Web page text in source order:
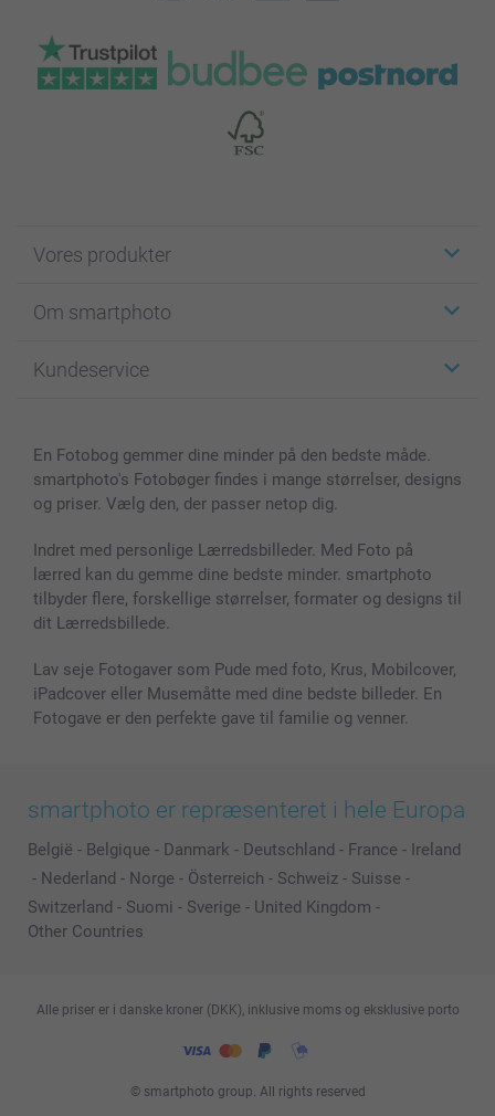
Vores produkter
Fotokort
Fotobøger
Cover til mobil & tablet
MyNameBook
Fotorammer & Tilbehør
Alle fotoprodukter
Om smartphoto
For affiliate
Sitemap
Betingelser og garantier
Kundeservice
smartbonus
Priser & betaling
En Fotobog gemmer dine minder på den bedste måde.
smartphoto's Fotobøger findes i mange størrelser, designs
og priser. Vælg den, der passer netop dig.
Indret med personlige Lærredsbilleder. Med Foto på
lærred kan du gemme dine bedste minder. smartphoto
tilbyder flere, forskellige størrelser, formater og designs til
dit Lærredsbillede.
Lav seje Fotogaver som Pude med foto, Krus, Mobilcover,
iPadcover eller Musemåtte med dine bedste billeder. En
Fotogave er den perfekte gave til familie og venner.
smartphoto er repræsenteret i hele Europa
België - Belgique - Danmark - Deutschland - France - Ireland
- Nederland - Norge - Österreich - Schweiz - Suisse -
Switzerland - Suomi - Sverige - United Kingdom -
Other Countries
© smartphoto group. All rights reserved
Alle priser er i danske kroner (DKK), inklusive moms og eksklusive porto